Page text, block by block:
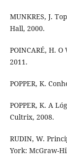
MUNKRES, J.
Hall, 2000.
POINCARÉ, H.
2011.
POPPER, K.
POPPER, K. A
Cultrix, 2008.
RUDIN, W.
York: McGraw-